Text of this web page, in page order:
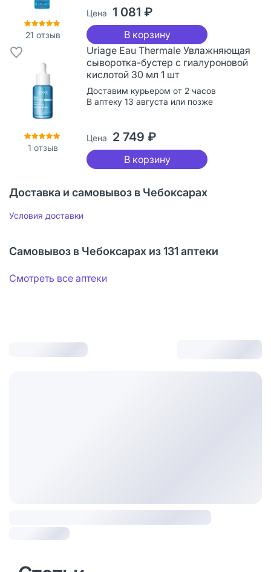
21 отзыв
Цена 1 081 ₽
В корзину
1 отзыв
Uriage Eau Thermale Увлажняющая
сыворотка-бустер с гиалуроновой
кислотой 30 мл 1 шт
Доставим курьером от 2 часов
В аптеку 13 августа или позже
Цена 2 749 ₽
В корзину
Доставка и самовывоз в Чебоксарах
Условия доставки
Самовывоз в Чебоксарах из 131 аптеки
Смотреть все аптеки